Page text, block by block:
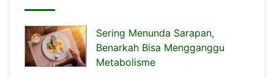
Sering Menunda Sarapan,
Benarkah Bisa Mengganggu
Metabolisme